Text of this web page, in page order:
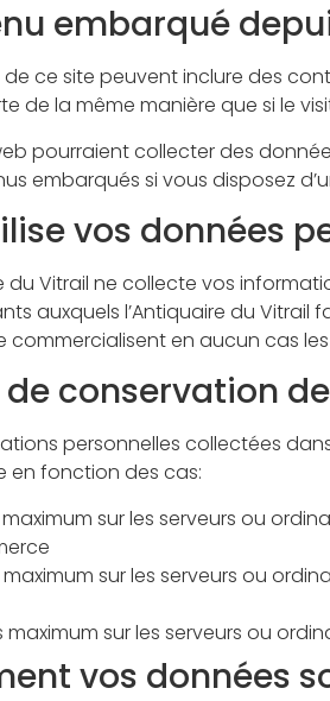
embarqué
de ce site peuvent inclure des
de la même manière que si le
pourraient collecter des
embarqués si vous disposez
vos données
du Vitrail ne collecte vos
auxquels l’Antiquaire du Vitrail
commercialisent en aucun cas
de conservation
personnelles collectées
en fonction des cas:
sur les serveurs ou
maximum sur les serveurs ou
maximum sur les serveurs ou
vos données